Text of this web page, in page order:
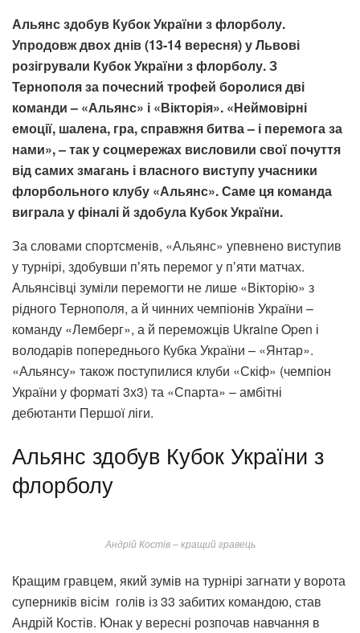
Альянс здобув Кубок України з флорболу.
Упродовж двох днів (13-14 вересня) у Львові
розігрували Кубок України з флорболу. З
Тернополя за почесний трофей боролися дві
команди – «Альянс» і «Вікторія». «Неймовірні
емоції, шалена, гра, справжня битва – і перемога за
нами», – так у соцмережах висловили свої почуття
від самих змагань і власного виступу учасники
флорбольного клубу «Альянс». Саме ця команда
виграла у фіналі й здобула Кубок України.
За словами спортсменів, «Альянс» упевнено виступив
у турнірі, здобувши пʼять перемог у пʼяти матчах.
Альянсівці зуміли перемогти не лише «Вікторію» з
рідного Тернополя, а й чинних чемпіонів України –
команду «Лемберг», а й переможців Ukraine Open і
володарів попереднього Кубка України – «Янтар».
«Альянсу» також поступилися клуби «Скіф» (чемпіон
України у форматі 3х3) та «Спарта» – амбітні
дебютанти Першої ліги.
Альянс здобув Кубок України з
флорболу
Андрій Костів – кращий гравець
Кращим гравцем, який зумів на турнірі загнати у ворота
суперників вісім голів із 33 забитих командою, став
Андрій Костів. Юнак у вересні розпочав навчання в